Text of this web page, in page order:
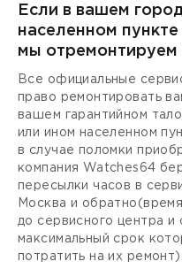
Если в вашем
населенном
мы отремонтируем
Все официальные
право ремонтировать
вашем гарантийном
или ином населенном
в случае поломки
компания Watches64
пересылки часов в
Москва и
до сервисного центра и
максимальный срок
потратить на их ремонт).